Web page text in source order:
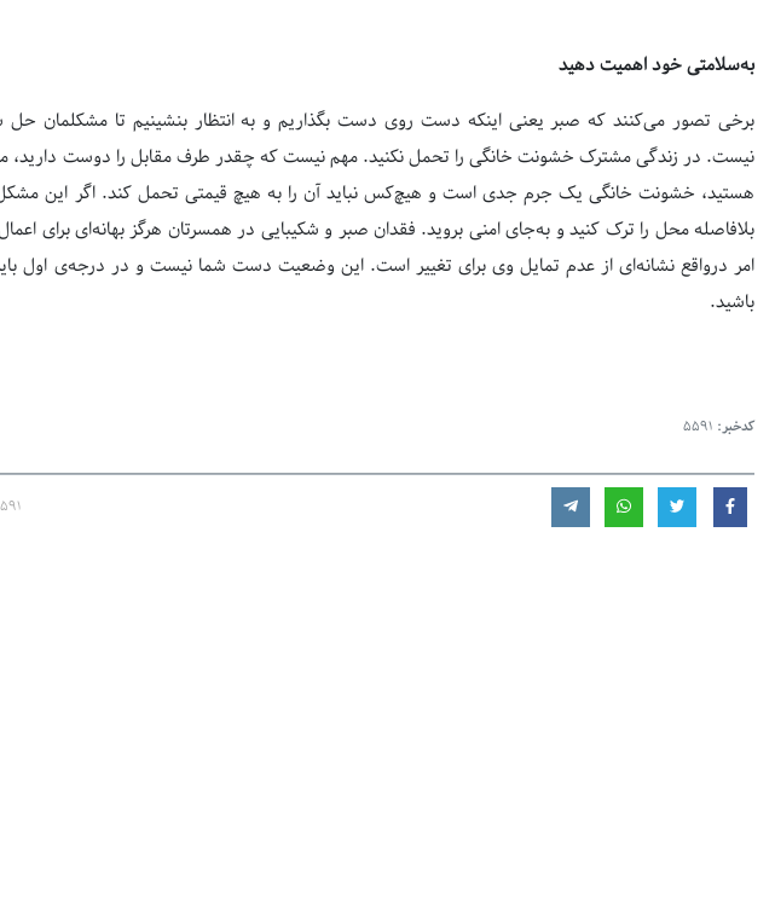
به‌سلامتی خود اهمیت دهید
برخی تصور می‌کنند که صبر یعنی اینکه دست روی دست بگذاریم و به انتظار بنشینیم تا مشکلمان
نیست. در زندگی مشترک خشونت خانگی را تحمل نکنید. مهم نیست که چقدر طرف مقابل را دوست
هستید، خشونت خانگی یک جرم جدی است و هیچ‌کس نباید آن را به هیچ قیمتی تحمل کند. اگر این مشکل
بلافاصله محل را ترک کنید و به‌جای امنی بروید. فقدان صبر و شکیبایی در همسرتان هرگز بهانه‌ای برای
امر درواقع نشانه‌ای از عدم تمایل وی برای تغییر است. این وضعیت دست شما نیست و در درجه‌ی اول
باشید.
کدخبر: 5591